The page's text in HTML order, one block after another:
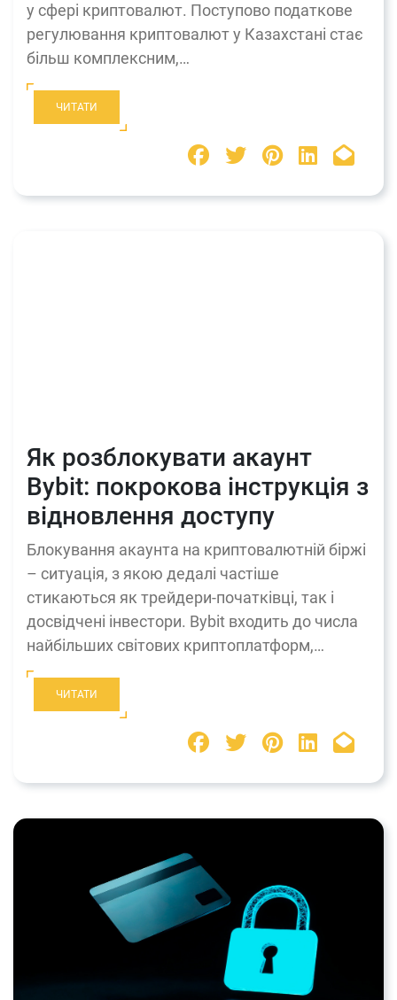
у сфері криптовалют. Поступово податкове
регулювання криптовалют у Казахстані стає
більш комплексним,…
ЧИТАТИ
Як розблокувати акаунт
Bybit: покрокова інструкція з
відновлення доступу
Блокування акаунта на криптовалютній біржі
– ситуація, з якою дедалі частіше
стикаються як трейдери-початківці, так і
досвідчені інвестори. Bybit входить до числа
найбільших світових криптоплатформ,…
ЧИТАТИ